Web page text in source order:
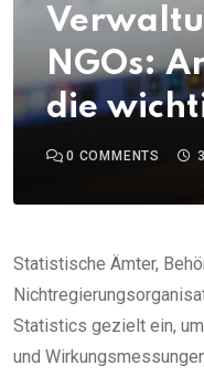
NGOs:
die
0 COMMENTS
Statistische Ämter,
Statistics gezielt ein,
und